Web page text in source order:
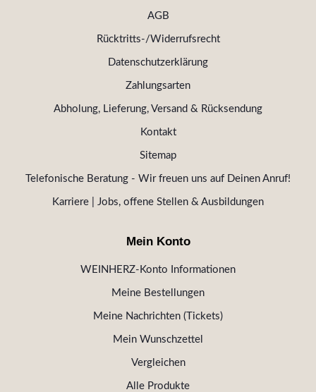
AGB
Rücktritts-/Widerrufsrecht
Datenschutzerklärung
Zahlungsarten
Abholung, Lieferung, Versand & Rücksendung
Kontakt
Sitemap
Telefonische Beratung - Wir freuen uns auf Deinen Anruf!
Karriere | Jobs, offene Stellen & Ausbildungen
Mein Konto
WEINHERZ-Konto Informationen
Meine Bestellungen
Meine Nachrichten (Tickets)
Mein Wunschzettel
Vergleichen
Alle Produkte